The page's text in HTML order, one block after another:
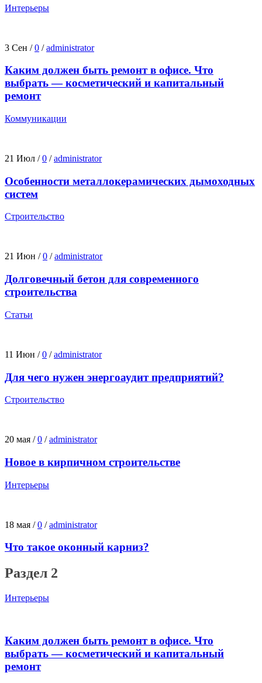
Интерьеры
3 Сен / 0 / administrator
Каким должен быть ремонт в офисе. Что
выбрать — косметический и капитальный
ремонт
Коммуникации
21 Июл / 0 / administrator
Особенности металлокерамических дымоходных
систем
Строительство
21 Июн / 0 / administrator
Долговечный бетон для современного
строительства
Статьи
11 Июн / 0 / administrator
Для чего нужен энергоаудит предприятий?
Строительство
20 мая / 0 / administrator
Новое в кирпичном строительстве
Интерьеры
18 мая / 0 / administrator
Что такое оконный карниз?
Раздел 2
Интерьеры
Каким должен быть ремонт в офисе. Что
выбрать — косметический и капитальный
ремонт